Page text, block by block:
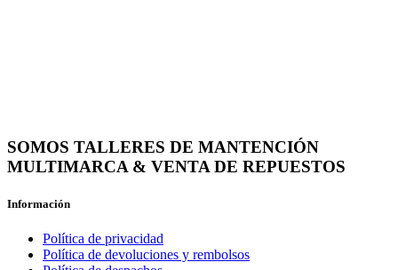
SOMOS TALLERES DE MANTENCIÓN
MULTIMARCA & VENTA DE REPUESTOS
Información
Política de privacidad
Política de devoluciones y rembolsos